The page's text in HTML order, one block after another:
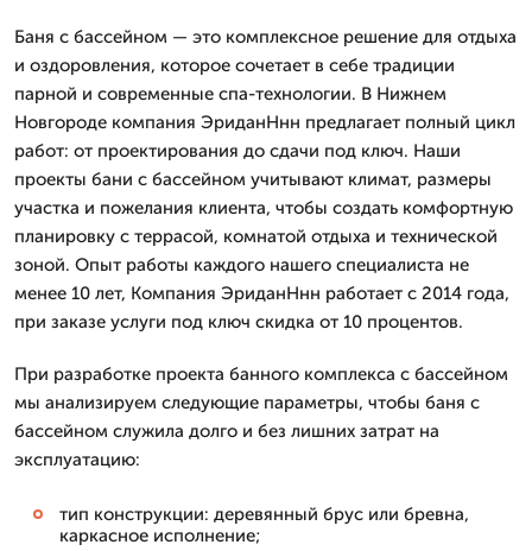
Баня с бассейном — это комплексное решение для отдыха
и оздоровления, которое сочетает в себе традиции
парной и современные спа-технологии. В Нижнем
Новгороде компания ЭриданНнн предлагает полный цикл
работ: от проектирования до сдачи под ключ. Наши
проекты бани с бассейном учитывают климат, размеры
участка и пожелания клиента, чтобы создать комфортную
планировку с террасой, комнатой отдыха и технической
зоной. Опыт работы каждого нашего специалиста не
менее 10 лет, Компания ЭриданНнн работает с 2014 года,
при заказе услуги под ключ скидка от 10 процентов.
При разработке проекта банного комплекса с бассейном
мы анализируем следующие параметры, чтобы баня с
бассейном служила долго и без лишних затрат на
эксплуатацию:
тип конструкции: деревянный брус или бревна,
каркасное исполнение;